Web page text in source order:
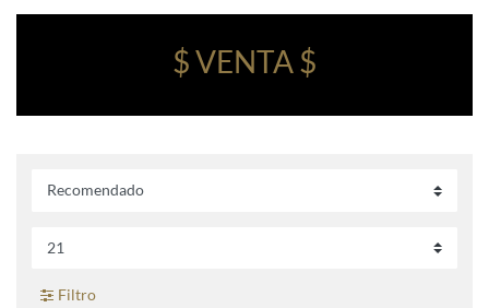
$ VENTA $
Filtro